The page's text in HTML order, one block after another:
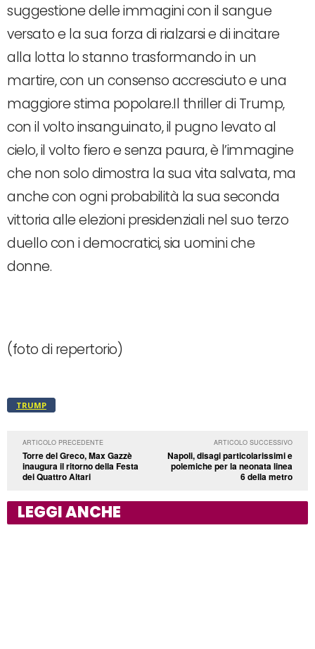
suggestione delle immagini con il sangue
versato e la sua forza di rialzarsi e di incitare
alla lotta lo stanno trasformando in un
martire, con un consenso accresciuto e una
maggiore stima popolare.Il thriller di Trump,
con il volto insanguinato, il pugno levato al
cielo, il volto fiero e senza paura, è l’immagine
che non solo dimostra la sua vita salvata, ma
anche con ogni probabilità la sua seconda
vittoria alle elezioni presidenziali nel suo terzo
duello con i democratici, sia uomini che
donne.
(foto di repertorio)
TRUMP
ARTICOLO PRECEDENTE
Torre del Greco, Max Gazzè
inaugura il ritorno della Festa
dei Quattro Altari
ARTICOLO SUCCESSIVO
Napoli, disagi particolarissimi e
polemiche per la neonata linea
6 della metro
LEGGI ANCHE